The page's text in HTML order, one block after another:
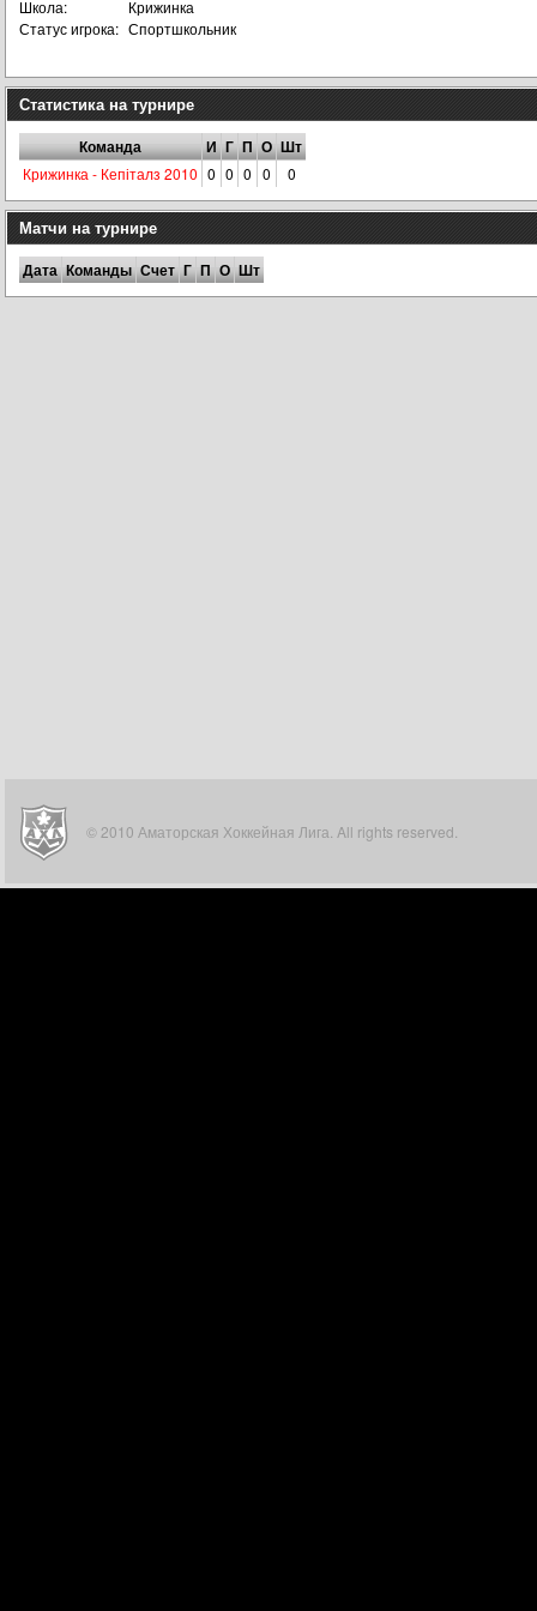
Школа:
Крижинка
Статус игрока: Спортшкольник
Статистика на турнире
Команда И Г П О Шт
Крижинка - Кепіталз 2010 0 0 0 0 0
Матчи на турнире
Дата Команды Счет Г П О Шт
© 2010 Аматорская Хоккейная Лига. All rights reserved.